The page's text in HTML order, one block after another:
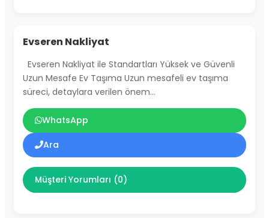
Evseren Nakliyat
Evseren Nakliyat ile Standartları Yüksek ve Güvenli
Uzun Mesafe Ev Taşıma Uzun mesafeli ev taşıma
süreci, detaylara verilen önem…
WhatsApp
Ara
Müşteri Yorumları (0)